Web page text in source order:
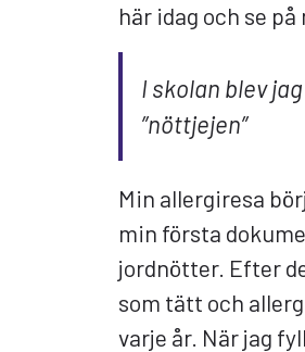
här idag och se
I skolan blev
”nöttjejen”
Min allergiresa
min första
jordnötter. Efter
som tätt och
varje år. När jag